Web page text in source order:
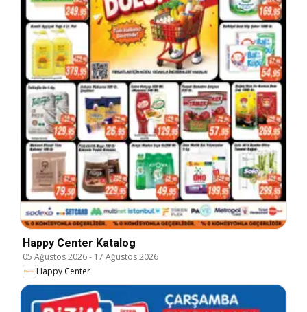
Happy Center Katalog
05 Ağustos 2026- 17 Ağustos 2026
Happy Center